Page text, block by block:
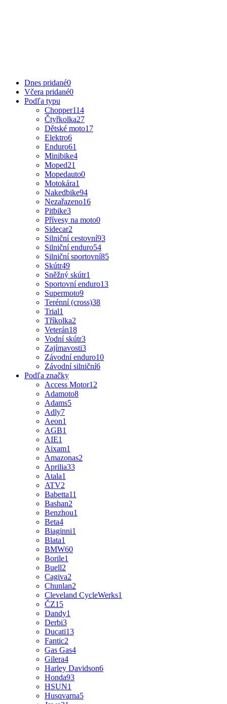
Dnes pridané0
Včera pridané0
Podľa typu
Chopper114
Čtyřkolka27
Dětské moto17
Elektro6
Enduro61
Minibike4
Moped21
Mopedauto0
Motokára1
Nakedbike94
Nezařazeno16
Pitbike3
Přívesy na moto0
Sidecar2
Silniční cestovní93
Silniční enduro54
Silniční sportovní85
Skútr49
Sněžný skútr1
Sportovní enduro13
Supermoto9
Terénní (cross)38
Trial1
Tříkolka2
Veterán18
Vodní skútr3
Zajímavosti3
Závodní enduro10
Závodní silniční6
Podľa značky
Access Motor12
Adamoto8
Adams5
Adly7
Aeon1
AGB1
AIE1
Aixam1
Amazonas2
Aprilia33
Atala1
ATV2
Babetta11
Bashan2
Benzhou1
Beta4
Biaginni1
Blata1
BMW60
Borile1
Buell2
Cagiva2
Chunlan2
Cleveland CycleWerks1
ČZ15
Dandy1
Derbi3
Ducati13
Fantic2
Gas Gas4
Gilera4
Harley Davidson6
Honda93
HSUN1
Husqvarna5